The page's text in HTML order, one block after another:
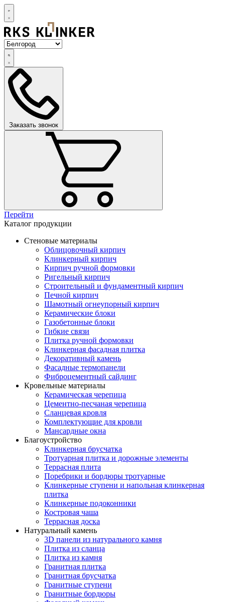
Заказать звонок
Перейти
Каталог продукции
Стеновые материалы
Облицовочный кирпич
Клинкерный кирпич
Кирпич ручной формовки
Ригельный кирпич
Строительный и фундаментный кирпич
Печной кирпич
Шамотный огнеупорный кирпич
Керамические блоки
Газобетонные блоки
Гибкие связи
Плитка ручной формовки
Клинкерная фасадная плитка
Декоративный камень
Фасадные термопанели
Фиброцементный сайдинг
Кровельные материалы
Керамическая черепица
Цементно-песчаная черепица
Сланцевая кровля
Комплектующие для кровли
Мансардные окна
Благоустройство
Клинкерная брусчатка
Тротуарная плитка и дорожные элементы
Террасная плита
Поребрики и бордюры тротуарные
Клинкерные ступени и напольная клинкерная
плитка
Клинкерные подоконники
Костровая чаша
Террасная доска
Натуральный камень
3D панели из натурального камня
Плитка из сланца
Плитка из камня
Гранитная плитка
Гранитная брусчатка
Гранитные ступени
Гранитные бордюры